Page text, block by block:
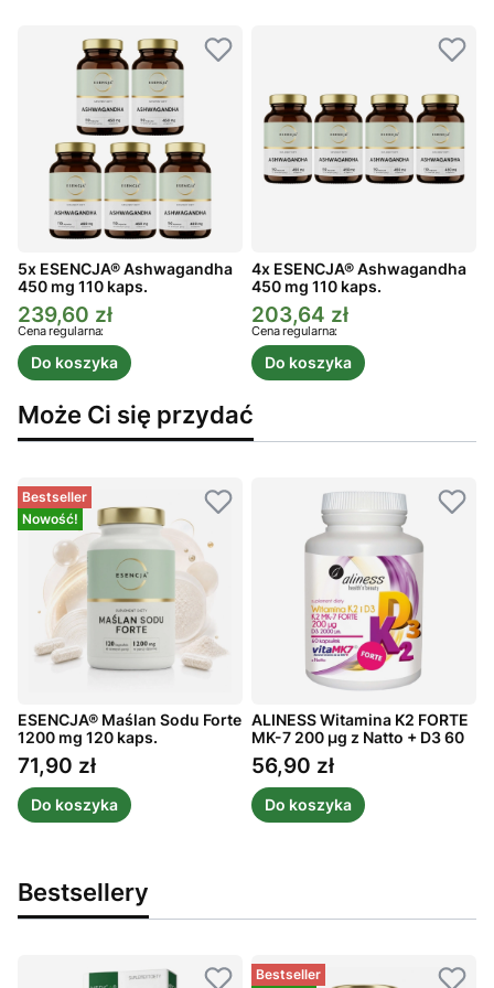
5x ESENCJA® Ashwagandha
450 mg 110 kaps.
Cena promocyjna
239,60 zł
Cena regularna:
Do koszyka
4x ESENCJA® Ashwagandha
450 mg 110 kaps.
Cena promocyjna
203,64 zł
Cena regularna:
Do koszyka
Może Ci się przydać
Bestseller
Nowość!
ESENCJA® Maślan Sodu Forte
1200 mg 120 kaps.
Cena
71,90 zł
Do koszyka
ALINESS Witamina K2 FORTE
MK-7 200 µg z Natto + D3 60
kaps.
Cena
56,90 zł
Do koszyka
Bestsellery
Bestseller